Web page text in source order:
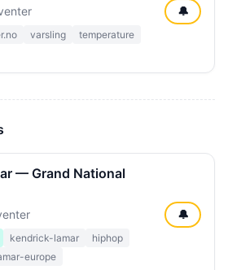
varsling
temperature
🔔
— Grand National
kendrick-lamar
hiphop
europe
🔔